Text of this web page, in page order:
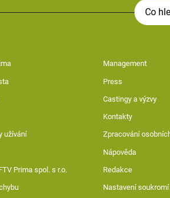
Management
Press
Castingy a výzvy
Kontakty
užívání Zpracování
Nápověda
Prima spol. s r.o. Redakce
Nastavení soukromí